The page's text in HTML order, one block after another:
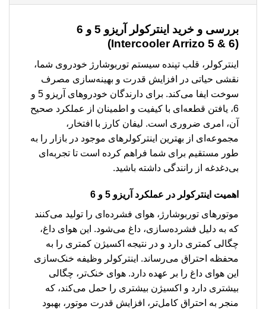
بررسی و خرید
اینترکولر آریزو 5 و 6
(Intercooler Arrizo 5 & 6)
اینترکولر، قلب تپنده سیستم توربوشارژ خودروی شما،
نقشی حیاتی در افزایش قدرت و بهینه‌سازی مصرف
سوخت ایفا می‌کند. برای دارندگان خودروهای آریزو 5 و
6، یافتن قطعه‌ای با کیفیت و اطمینان از عملکرد صحیح
آن، امری ضروری است. لیفان کارز با افتخار،
مجموعه‌ای از بهترین اینترکولرهای موجود در بازار را به
طور مستقیم برای شما فراهم کرده است تا تجربه‌ای
بی‌دغدغه از رانندگی داشته باشید.
اهمیت اینترکولر در عملکرد آریزو 5 و 6
موتورهای توربوشارژ، هوای فشرده‌ای را تولید می‌کنند
که به دلیل فشرده‌سازی، داغ می‌شود. این هوای داغ،
چگالی کمتری دارد و در نتیجه اکسیژن کمتری را به
محفظه احتراق می‌رساند. اینترکولر وظیفه خنک‌سازی
این هوای داغ را بر عهده دارد. هوای خنک‌تر، چگالی
بیشتری دارد و اکسیژن بیشتری را حمل می‌کند، که
منجر به احتراق کامل‌تر، افزایش قدرت موتور، بهبود